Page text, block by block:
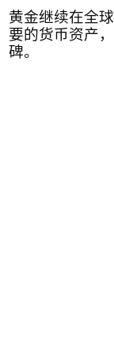
黄金继续在全
要的货币资产
碑。